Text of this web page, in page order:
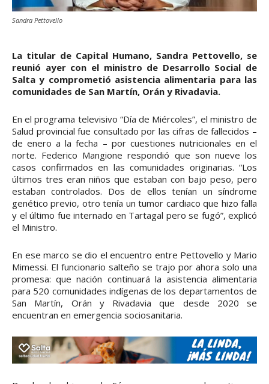
Sandra Pettovello
La titular de Capital Humano, Sandra Pettovello, se
reunió ayer con el ministro de Desarrollo Social de
Salta y comprometió asistencia alimentaria para las
comunidades de San Martín, Orán y Rivadavia.
En el programa televisivo “Día de Miércoles”, el ministro de
Salud provincial fue consultado por las cifras de fallecidos –
de enero a la fecha – por cuestiones nutricionales en el
norte. Federico Mangione respondió que son nueve los
casos confirmados en las comunidades originarias. “Los
últimos tres eran niños que estaban con bajo peso, pero
estaban controlados. Dos de ellos tenían un síndrome
genético previo, otro tenía un tumor cardiaco que hizo falla
y el último fue internado en Tartagal pero se fugó”, explicó
el Ministro.
En ese marco se dio el encuentro entre Pettovello y Mario
Mimessi. El funcionario salteño se trajo por ahora solo una
promesa: que nación continuará la asistencia alimentaria
para 520 comunidades indígenas de los departamentos de
San Martín, Orán y Rivadavia que desde 2020 se
encuentran en emergencia sociosanitaria.